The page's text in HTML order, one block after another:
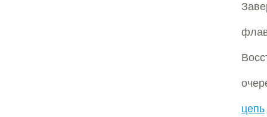
цепь